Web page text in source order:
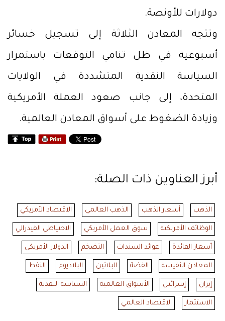
دولارات للأونصة.
وتتجه المعادن الثلاثة إلى تسجيل خسائر
أسبوعية في ظل تنامي التوقعات باستمرار
السياسة النقدية المتشددة في الولايات
المتحدة، إلى جانب صعود العملة الأمريكية
وزيادة الضغوط على أسواق المعادن العالمية.
أبرز العناوين ذات الصلة:
الذهب أسعار الذهب الذهب العالمي الاقتصاد الأمريكي
الوظائف الأمريكية سوق العمل الأمريكي الاحتياطي الفيدرالي
أسعار الفائدة عوائد السندات التضخم الدولار الأمريكي
المعادن النفيسة الفضة البلاتين البلاديوم النفط
إيران إسرائيل الأسواق العالمية السياسة النقدية
الاستثمار الاقتصاد العالمي